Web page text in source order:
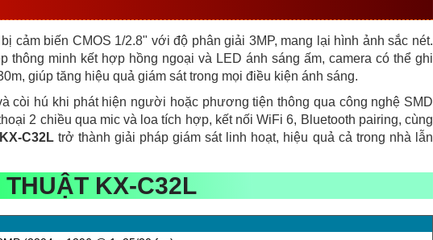
cảm biến CMOS 1/2.8" với độ phân giải 3MP, mang lại hình ảnh sắc nét.
thông minh kết hợp hồng ngoại và LED ánh sáng ấm, camera có thể ghi
giúp tăng hiệu quả giám sát trong mọi điều kiện ánh sáng.
còi hú khi phát hiện người hoặc phương tiện thông qua công nghệ SMD
2 chiều qua mic và loa tích hợp, kết nối WiFi 6, Bluetooth pairing, cùng
KX-C32L trở thành giải pháp giám sát linh hoạt, hiệu quả cả trong nhà lẫn
KX-C32L